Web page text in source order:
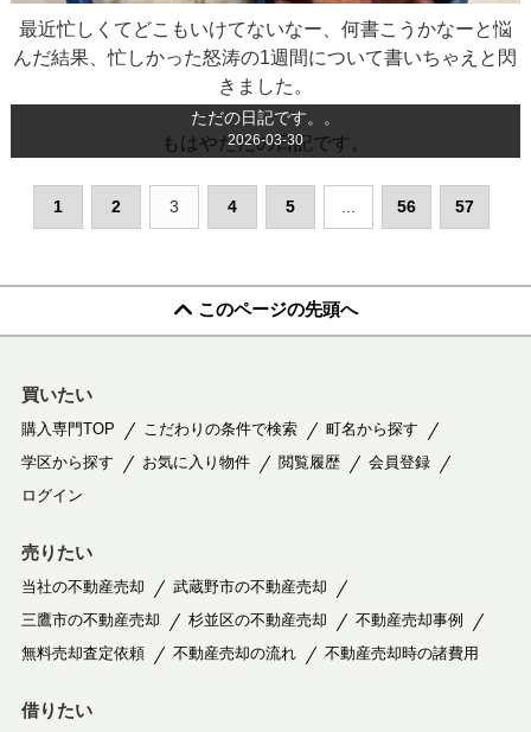
ただの日記です。。
2026-03-30
最近忙しくてどこもいけてないなー、何書こうかなーと悩
んだ結果、忙しかった怒涛の1週間について書いちゃえと閃
きました。
もはやただの日記です。
1 2 3 4 5 56 57
このページの先頭へ
買いたい
購入専門TOP こだわりの条件で検索
町名から探す
学区から探す
お気に入り物件 閲覧履歴
会員登録
ログイン
売りたい
当社の不動産売却
武蔵野市の不動産売却
三鷹市の不動産売却
杉並区の不動産売却
不動産売却事例
無料売却査定依頼
不動産売却の流れ 不動産売却時の諸費用
借りたい